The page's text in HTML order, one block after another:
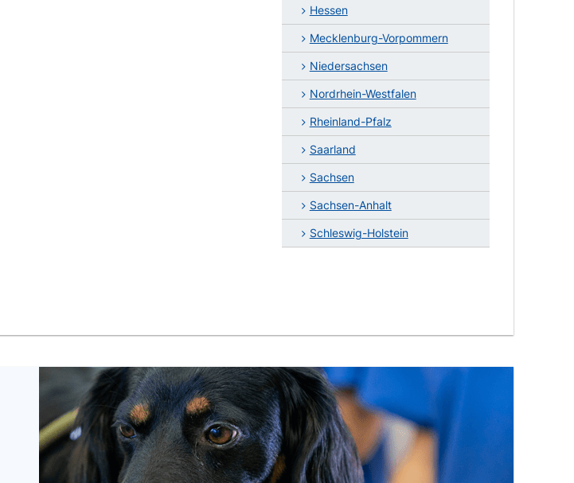
Hessen
Mecklenburg-Vorpommern
Niedersachsen
Nordrhein-Westfalen
Rheinland-Pfalz
Saarland
Sachsen
Sachsen-Anhalt
Schleswig-Holstein